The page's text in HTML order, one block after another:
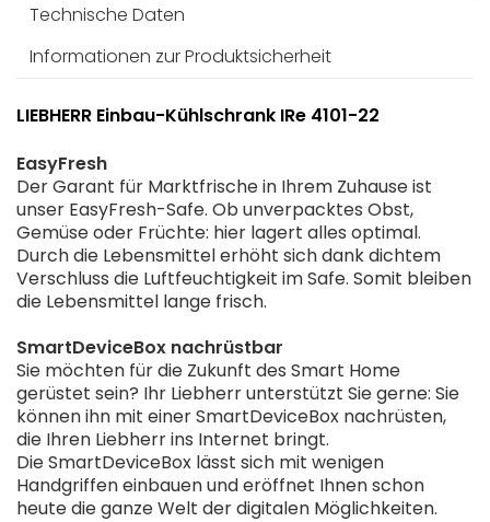
Technische Daten
Informationen zur Produktsicherheit
LIEBHERR Einbau-Kühlschrank IRe 4101-22
EasyFresh
Der Garant für Marktfrische in Ihrem Zuhause ist
unser EasyFresh-Safe. Ob unverpacktes Obst,
Gemüse oder Früchte: hier lagert alles optimal.
Durch die Lebensmittel erhöht sich dank dichtem
Verschluss die Luftfeuchtigkeit im Safe. Somit bleiben
die Lebensmittel lange frisch.
SmartDeviceBox nachrüstbar
Sie möchten für die Zukunft des Smart Home
gerüstet sein? Ihr Liebherr unterstützt Sie gerne: Sie
können ihn mit einer SmartDeviceBox nachrüsten,
die Ihren Liebherr ins Internet bringt.
Die SmartDeviceBox lässt sich mit wenigen
Handgriffen einbauen und eröffnet Ihnen schon
heute die ganze Welt der digitalen Möglichkeiten.